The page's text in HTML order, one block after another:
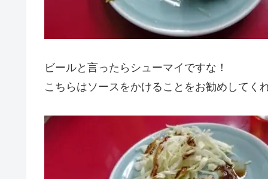
ビールと言ったらシューマイですな！
こちらはソースをかけることをお勧めしてく